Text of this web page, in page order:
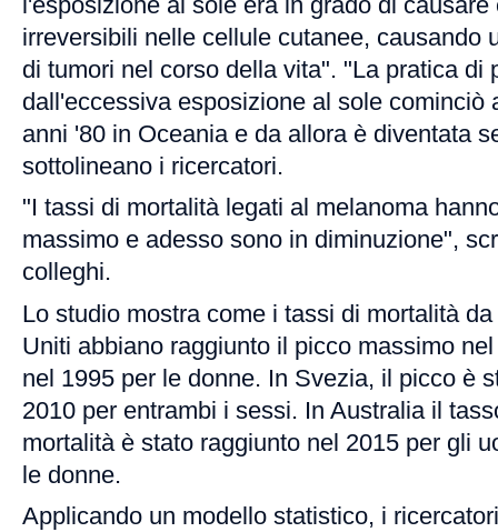
irreversibili nelle cellule cutanee, causando
di tumori nel corso della vita". "La pratica di
dall'eccessiva esposizione al sole cominciò
anni '80 in Oceania e da allora è diventata
sottolineano i ricercatori.
"I tassi di mortalità legati al melanoma
massimo e adesso sono in diminuzione",
colleghi.
Lo studio mostra come i tassi di mortalità
Uniti abbiano raggiunto il picco massimo
nel 1995 per le donne. In Svezia, il picco è
2010 per entrambi i sessi. In Australia il
mortalità è stato raggiunto nel 2015 per gli
le donne.
Applicando un modello statistico, i